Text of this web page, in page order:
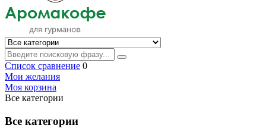
Список сравнение 0
Мои желания
Моя корзина
Все категории
Все категории